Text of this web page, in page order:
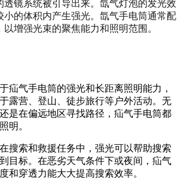
透镜系统被引导出来。氙气灯泡的发光效
小的体积内产生强光。氙气手电筒通常配
增强光束的聚焦能力和照明范围。
疝气手电筒的强光和长距离照明能力，
露营、登山、徒步旅行等户外活动。无
是在偏远地区寻找路径，疝气手电筒都
明。
搜索和救援任务中，强光可以帮助搜索
目标。在恶劣天气条件下或夜间，疝气
和穿透力能大大提高搜索效率。